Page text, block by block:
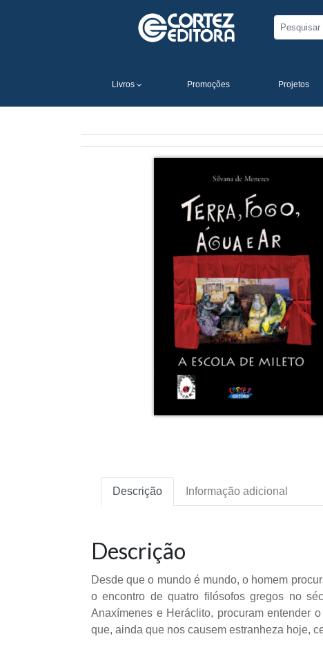
Livros Promoções Projetos
Descrição Informação adicional
Descrição
Desde que o mundo é mundo, o homem
o encontro de quatro filósofos gregos no
Anaxímenes e Heráclito, procuram entender
que, ainda que nos causem estranheza hoje,